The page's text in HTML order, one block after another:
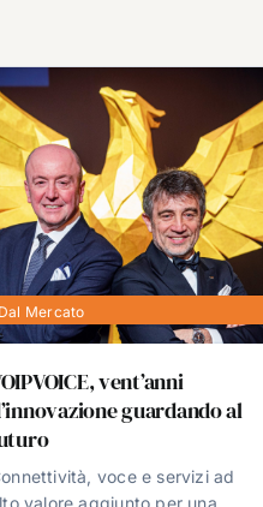
Dal Mercato
vent’anni
guardando al
voce e servizi ad
valore aggiunto per una